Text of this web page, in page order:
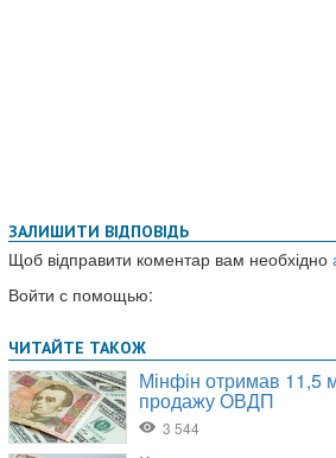
ЗАЛИШИТИ ВІДПОВІДЬ
Щоб відправити коментар вам необхідно
Войти с помощью: